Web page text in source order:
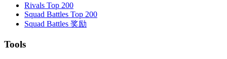
Rivals Top 200
Squad Battles Top 200
Squad Battles 奖励
Tools